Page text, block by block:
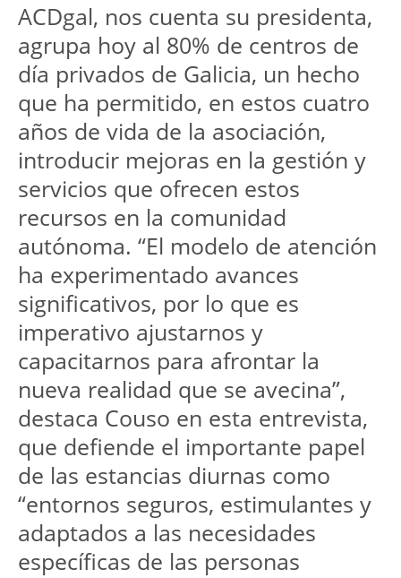
ACDgal, nos cuenta su presidenta,
agrupa hoy al 80% de centros de
día privados de Galicia, un hecho
que ha permitido, en estos cuatro
años de vida de la asociación,
introducir mejoras en la gestión y
servicios que ofrecen estos
recursos en la comunidad
autónoma. “El modelo de atención
ha experimentado avances
significativos, por lo que es
imperativo ajustarnos y
capacitarnos para afrontar la
nueva realidad que se avecina”,
destaca Couso en esta entrevista,
que defiende el importante papel
de las estancias diurnas como
“entornos seguros, estimulantes y
adaptados a las necesidades
específicas de las personas